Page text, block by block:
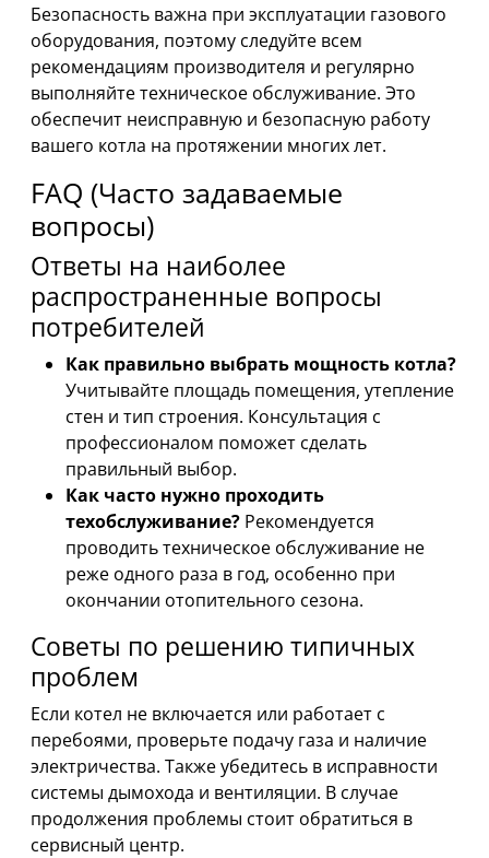
Безопасность важна при эксплуатации газового
оборудования, поэтому следуйте всем
рекомендациям производителя и регулярно
выполняйте техническое обслуживание. Это
обеспечит неисправную и безопасную работу
вашего котла на протяжении многих лет.
FAQ (Часто задаваемые
вопросы)
Ответы на наиболее
распространенные вопросы
потребителей
Как правильно выбрать мощность котла?
Учитывайте площадь помещения, утепление
стен и тип строения. Консультация с
профессионалом поможет сделать
правильный выбор.
Как часто нужно проходить
техобслуживание? Рекомендуется
проводить техническое обслуживание не
реже одного раза в год, особенно при
окончании отопительного сезона.
Советы по решению типичных
проблем
Если котел не включается или работает с
перебоями, проверьте подачу газа и наличие
электричества. Также убедитесь в исправности
системы дымохода и вентиляции. В случае
продолжения проблемы стоит обратиться в
сервисный центр.